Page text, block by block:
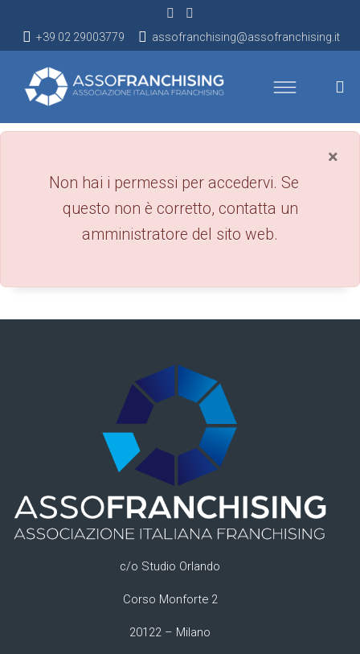
+39 02 29003779 assofranchising@assofranchising.it
×
Non hai i permessi per accedervi. Se
questo non è corretto, contatta un
amministratore del sito web.
c/o Studio Orlando
Corso Monforte 2
20122 – Milano